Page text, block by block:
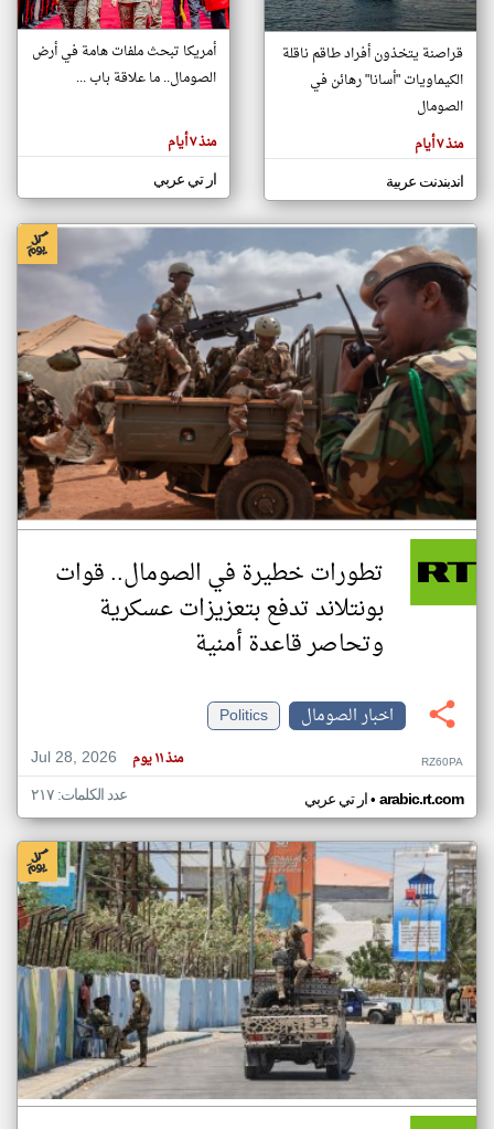
تغيير الدولة
اخبار الصومال على مدار الساعة
أهم اخبار الصومال العاجلة والمباشرة
المقالات
هنا عن
وجهة
كاتبيها.
قراصنة يتخذون أفراد طاقم ناقلة
الكيماويات "أسانا" رهائن في
الصومال
منذ ٧ أيام
اندبندنت عربية
أمريكا تبحث ملفات هامة في أرض
الصومال.. ما علاقة باب ...
منذ ٧ أيام
ار تي عربي
تطورات خطيرة في الصومال.. قوات
بونتلاند تدفع بتعزيزات عسكرية
وتحاصر قاعدة أمنية
اخبار الصومال
Politics
Jul 28, 2026
منذ ١١ يوم RZ60PA
ار تي عربي• arabic.rt.com عدد الكلمات: ٢١٧
klyoum.com